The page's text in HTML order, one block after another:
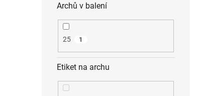
Archů v balení
25 1
Etiket na archu